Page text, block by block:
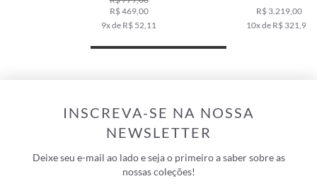
9x de R$ 52,11
10x de R$ 321,90
INSCREVA-SE NA NOSSA
NEWSLETTER
Deixe seu e-mail ao lado e seja o primeiro a saber sobre as
nossas coleções!